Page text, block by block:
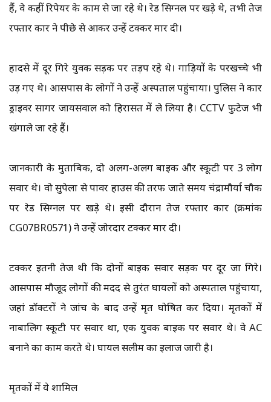
हैं, वे कहीं रिपेयर के काम से जा रहे थे। रेड सिग्नल पर खड़े थे, तभी तेज
रफ्तार कार ने पीछे से आकर उन्हें टक्कर मार दी।
हादसे में दूर गिरे युवक सड़क पर तड़प रहे थे। गाड़ियों के परखच्चे भी
उड़ गए थे। आसपास के लोगों ने उन्हें अस्पताल पहुंचाया। पुलिस ने कार
ड्राइवर सागर जायसवाल को हिरासत में ले लिया है। CCTV फुटेज भी
खंगाले जा रहे हैं।
जानकारी के मुताबिक, दो अलग-अलग बाइक और स्कूटी पर 3 लोग
सवार थे। वो सुपेला से पावर हाउस की तरफ जाते समय चंद्रामौर्या चौक
पर रेड सिग्नल पर खड़े थे। इसी दौरान तेज रफ्तार कार (क्रमांक
CG07BR0571) ने उन्हें जोरदार टक्कर मार दी।
टक्कर इतनी तेज थी कि दोनों बाइक सवार सड़क पर दूर जा गिरे।
आसपास मौजूद लोगों की मदद से तुरंत घायलों को अस्पताल पहुंचाया,
जहां डॉक्टरों ने जांच के बाद उन्हें मृत घोषित कर दिया। मृतकों में
नाबालिग स्कूटी पर सवार था, एक युवक बाइक पर सवार थे। वे AC
बनाने का काम करते थे। घायल सलीम का इलाज जारी है।
मृतकों में ये शामिल